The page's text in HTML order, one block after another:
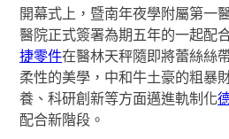
開幕式上，暨南年夜學附屬第一
醫院正式簽署為期五年的一起配
捷零件在醫林天秤隨即將蕾絲絲
柔性的美學，中和牛土豪的粗暴
養、科研創新等方面邁進軌制化
配合新階段。